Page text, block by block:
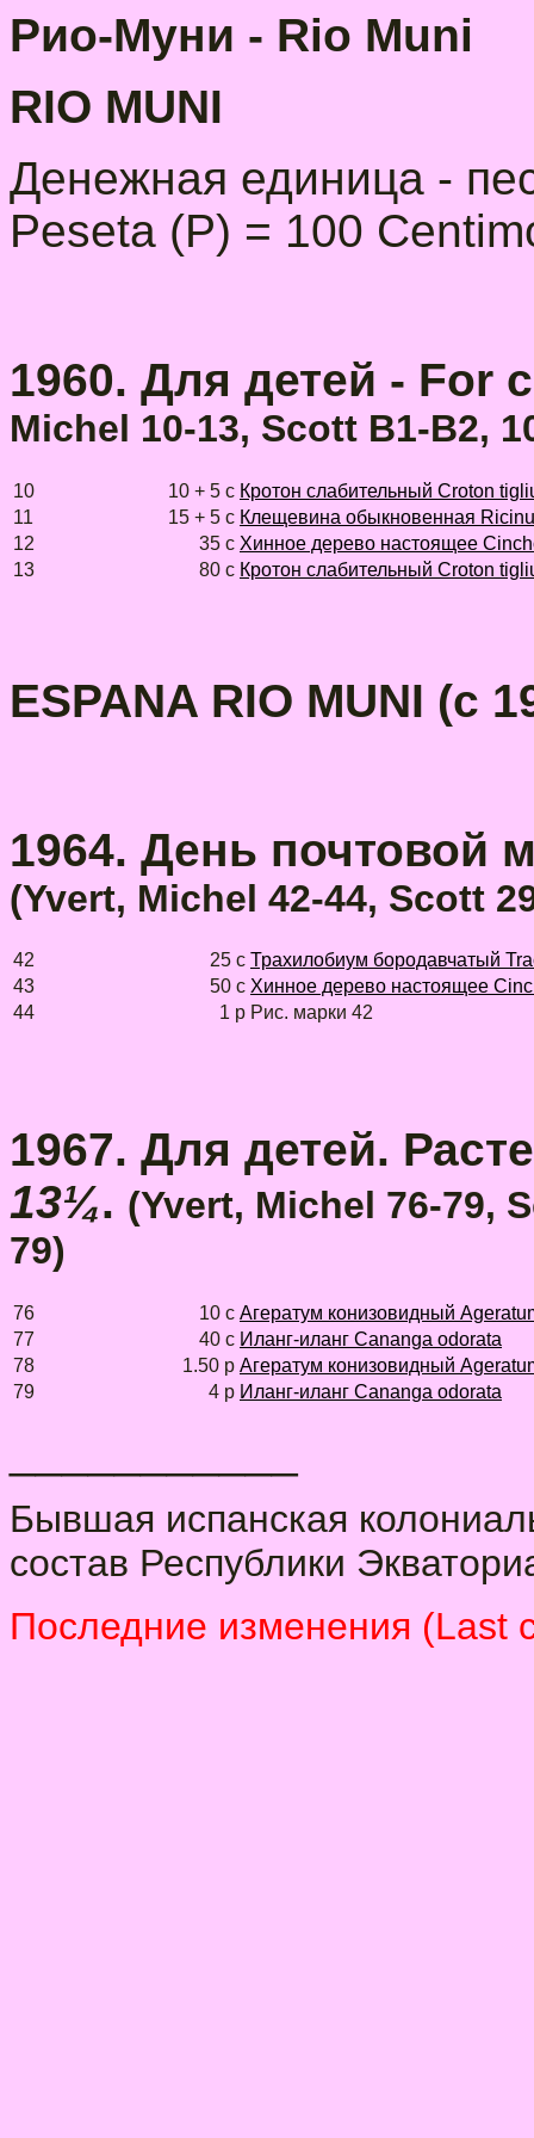
Рио-Муни - Rio Muni
RIO MUNI
Денежная единица -
Peseta (P) = 100
1960. Для детей - For
Michel 10-13, Scott B1-B2,
10 10 + 5 с Кротон слабительный Croton
11
15 + 5 с Клещевина обыкновенная
12
35 с Хинное дерево настоящее
13
80 с Кротон слабительный Croton
ESPANA RIO MUNI (c
1964. День почтовой
(Yvert, Michel 42-44, Scott
42 25 с Трахилобиум бородавчатый
43
50 с Хинное дерево настоящее
44
1 р Рис. марки 42
1967. Для детей.
13¼. (Yvert, Michel 76-79,
79)
76 10 с Агератум конизовидный
77
40 с Иланг-иланг Cananga odorata
78
1.50 р Агератум конизовидный
79
4 р Иланг-иланг Cananga odorata
Бывшая испанская
состав Республики
Последние изменения (Last